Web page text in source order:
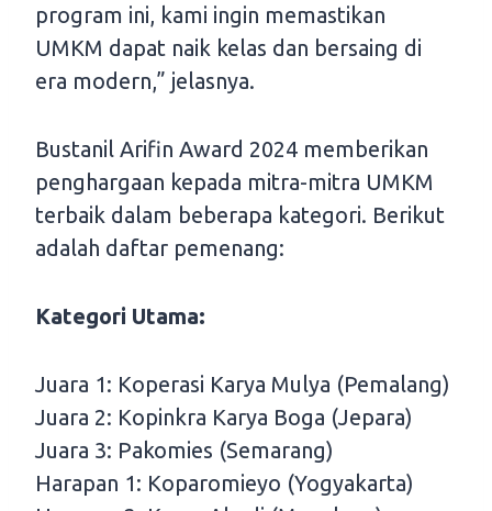
program ini, kami ingin memastikan
UMKM dapat naik kelas dan bersaing di
era modern,” jelasnya.
Bustanil Arifin Award 2024 memberikan
penghargaan kepada mitra-mitra UMKM
terbaik dalam beberapa kategori. Berikut
adalah daftar pemenang:
Kategori Utama:
Juara 1: Koperasi Karya Mulya (Pemalang)
Juara 2: Kopinkra Karya Boga (Jepara)
Juara 3: Pakomies (Semarang)
Harapan 1: Koparomieyo (Yogyakarta)